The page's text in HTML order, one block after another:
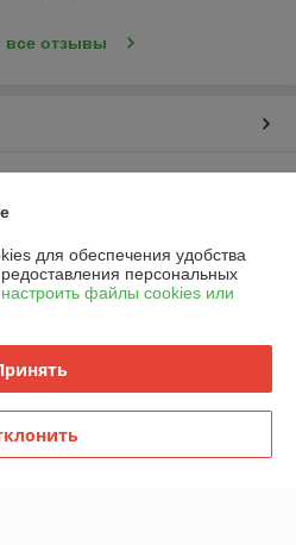
все отзывы
Deal.by
для обеспечения удобства
персональных
файлы cookies или